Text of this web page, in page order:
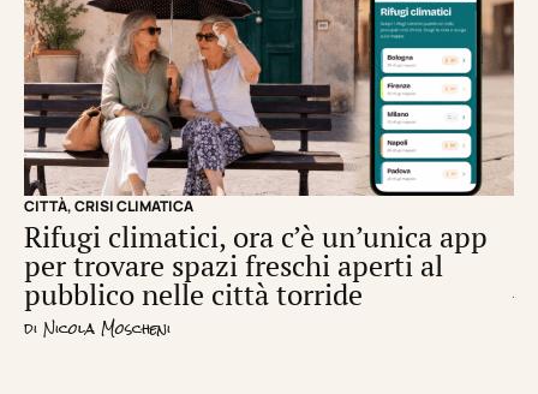
CITTÀ,CRISI CLIMATICA
Rifugi climatici, ora c’è un’unica app
per trovare spazi freschi aperti al
pubblico nelle città torride
di Nicola Moscheni